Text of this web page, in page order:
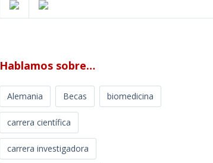
Hablamos sobre…
Alemania Becas biomedicina
carrera científica
carrera investigadora